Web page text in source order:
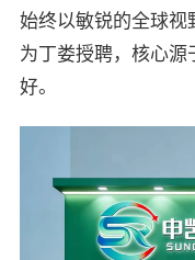
始终以敏锐的全球视
为丁娄授聘，核心
好。